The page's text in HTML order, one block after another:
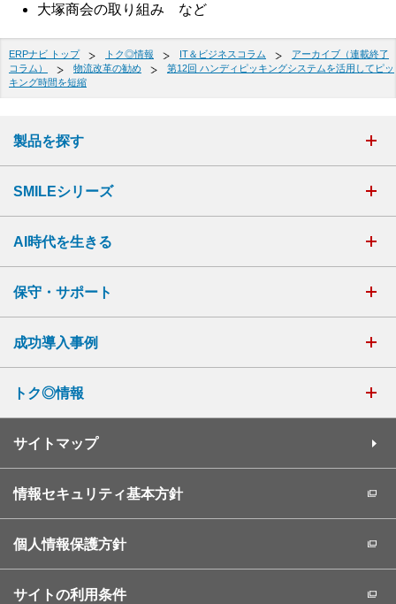
大塚商会の取り組み など
ERPナビ トップ トク◎情報 IT＆ビジネスコラム
アーカイブ（連載終了
コラム）
物流改革の勧め
第12回 ハンディピッキングシステムを活用してピッ
キング時間を短縮
製品を探す
SMILEシリーズ
AI時代を生きる
保守・サポート
成功導入事例
トク◎情報
サイトマップ
情報セキュリティ基本方針
個人情報保護方針
サイトの利用条件